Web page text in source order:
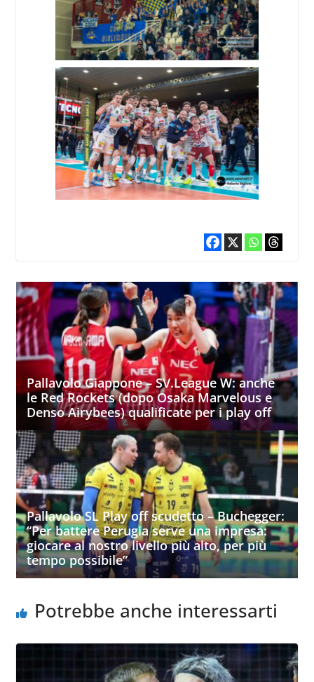
Pallavolo Giappone – SV.League W: anche
le Red Rockets (dopo Osaka Marvelous e
Denso Airybees) qualificate per i play off
Pallavolo SL Play off scudetto – Buchegger:
“Per battere Perugia serve una impresa:
giocare al nostro livello più alto, per più
tempo possibile”
Potrebbe anche interessarti